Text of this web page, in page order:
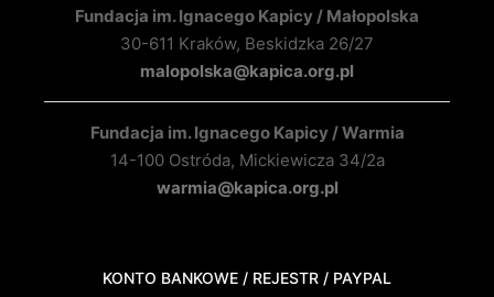
Fundacja im. Ignacego Kapicy / Małopolska
30-611 Kraków, Beskidzka 26/27
malopolska@kapica.org.pl
Fundacja im. Ignacego Kapicy / Warmia
14-100 Ostróda, Mickiewicza 34/2a
warmia@kapica.org.pl
KONTO BANKOWE / REJESTR / PAYPAL